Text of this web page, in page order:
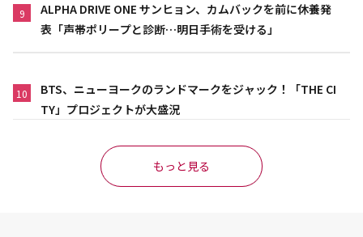
9
ALPHA DRIVE ONE サンヒョン、カムバックを前に休養発
表「声帯ポリープと診断…明日手術を受ける」
10
BTS、ニューヨークのランドマークをジャック！「THE CI
TY」プロジェクトが大盛況
もっと見る